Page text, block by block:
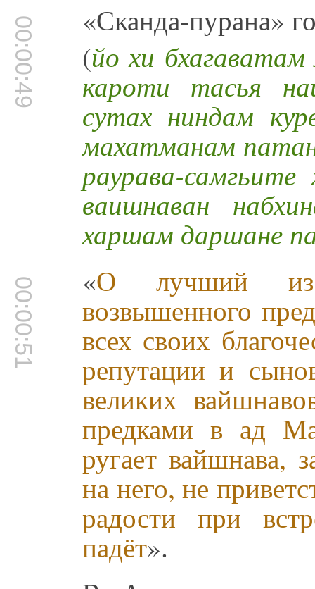
00:00:49
«Сканда-пурана»
(йо хи
кароти тасья
сутах ниндам
махатманам
раурава-
ваишнаван
харшам даршане
00:00:51 «О лучший из
возвышенного
всех своих
репутации и
великих
предками в ад
ругает вайшнава,
на него, не
радости при
падёт».